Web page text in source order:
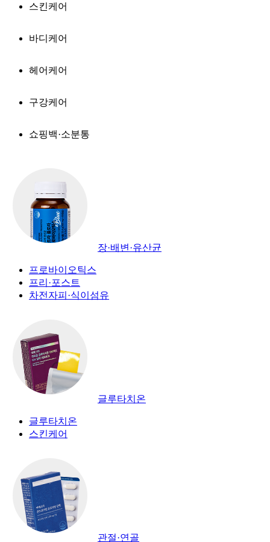
스킨케어
바디케어
헤어케어
구강케어
쇼핑백·소분통
장·배변·유산균
프로바이오틱스
프리·포스트
차전자피·식이섬유
글루타치온
글루타치온
스킨케어
관절·연골